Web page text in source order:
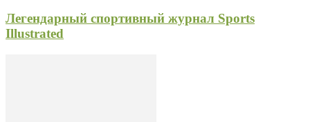
Легендарный спортивный журнал Sports
Illustrated